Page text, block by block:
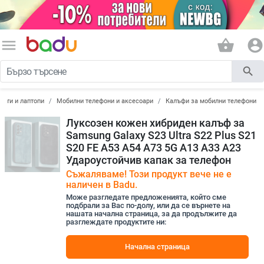
menu shopping_basket account_circle
search
и лаптопи Мобилни телефони и аксесоари Калъфи за мобилни телефони
Луксозен кожен хибриден калъф за
Samsung Galaxy S23 Ultra S22 Plus S21
S20 FE A53 A54 A73 5G A13 A33 A23
Удароустойчив капак за телефон
Съжаляваме! Този продукт вече не е
наличен в Badu.
Може разгледате предложенията, който сме
подбрали за Вас по-долу, или да се върнете на
нашата начална страница, за да продължите да
разглеждате продуктите ни:
Начална страница